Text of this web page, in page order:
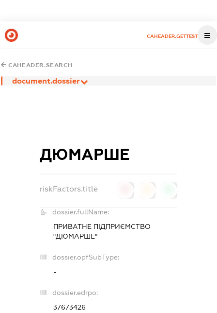
CAHEADER.GETTEST
CAHEADER.SEARCH
document.dossier
ДЮМАРШЕ
riskFactors.title
dossier.fullName:
ПРИВАТНЕ ПІДПРИЄМСТВО
"ДЮМАРШЕ"
dossier.opfSubType:
-
dossier.edrpo:
37673426